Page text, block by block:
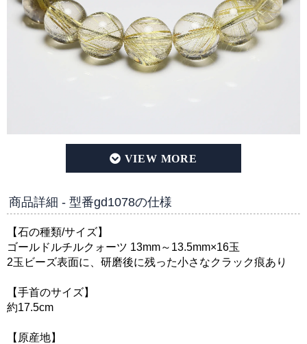
【高品質/クリアタイプ】ゴールドルチルクォーツ
商品詳細 - 型番gd1078の仕様
【石の種類/サイズ】
ゴールドルチルクォーツ 13mm～13.5mm×16玉
2玉ビーズ表面に、研磨後に残った小さなクラック痕あり
【手首のサイズ】
約17.5cm
【原産地】